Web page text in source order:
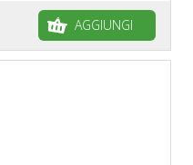
AGGIUNGI